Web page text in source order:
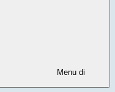
Menu di